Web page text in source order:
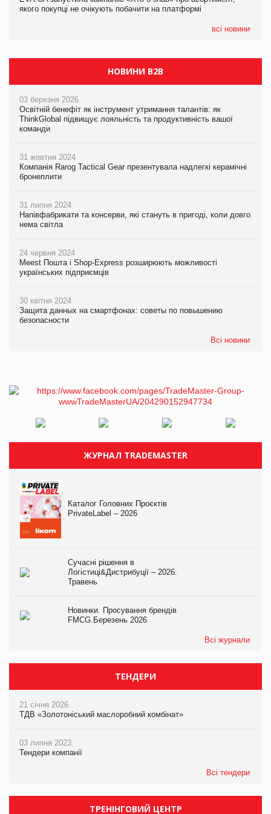
якого покупці не очікують побачити на платформі
всі новини
Мережа супермаркетів VARUS купує мережу магазинів
НОВИНИ B2B
03 березня 2026
Освітній бенефіт як інструмент утримання талантів: як
ThinkGlobal підвищує лояльність та продуктивність вашої
команди
31 жовтня 2024
Компанія Rarog Tactical Gear презентувала надлегкі керамічні
бронеплити
31 липня 2024
Напівфабрикати та консерви, які стануть в пригоді, коли довго
нема світла
24 червня 2024
Meest Пошта і Shop-Express розширюють можливості
українських підприємців
30 квітня 2024
Защита данных на смартфонах: советы по повышению
безопасности
Всі новини
ЖУРНАЛ TRADEMASTER
Каталог Головних Проєктів
PrivateLabel – 2026
Сучасні рішення в
Логістиці&Дистрибуції – 2026.
Травень
Новинки. Просування брендів
FMCG.Березень 2026
Всі журнали
ТЕНДЕРИ
21 січня 2026
ТДВ «Золотоніський маслоробний комбінат»
03 липня 2023
Тендери компанії
Всі тендери
ТРЕНІНГОВИЙ ЦЕНТР